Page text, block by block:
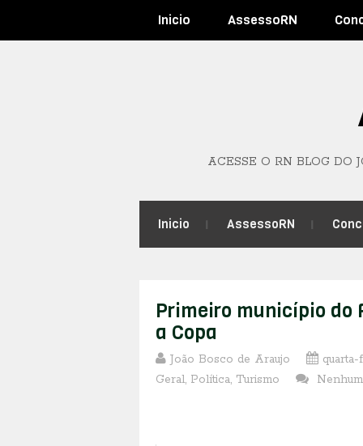
Inicio AssessoRN
ACESSE O RN BLOG DO
Inicio AssessoRN
Primeiro município do
a Copa
João Bosco de Araujo quarta-
Geral, Política, Turismo